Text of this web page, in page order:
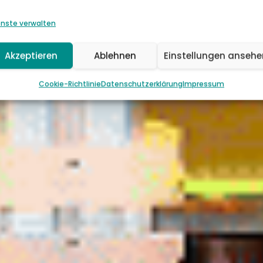
verwalten
Akzeptieren Ablehnen Einstellungen
Cookie-RichtlinieDatenschutzerklärungImpressum